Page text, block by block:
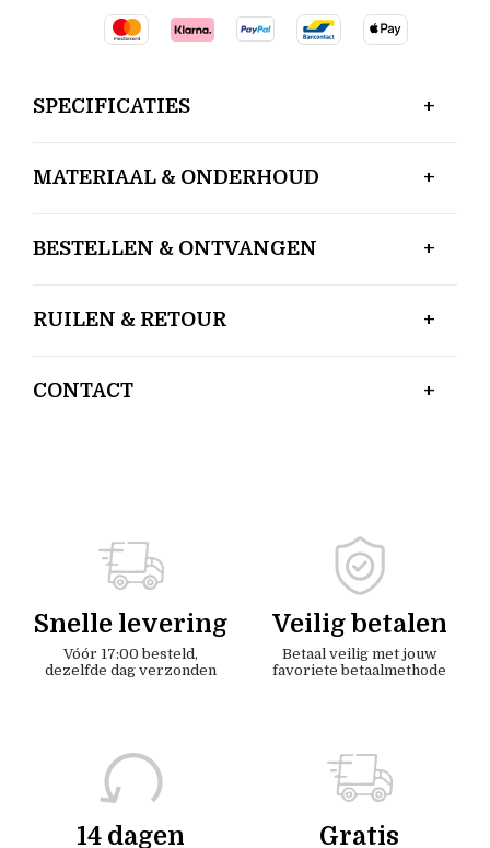
SPECIFICATIES
MATERIAAL & ONDERHOUD
BESTELLEN & ONTVANGEN
RUILEN & RETOUR
CONTACT
Snelle levering
Vóór 17:00 besteld,
dezelfde dag verzonden
Veilig betalen
Betaal veilig met jouw
favoriete betaalmethode
14 dagen Gratis